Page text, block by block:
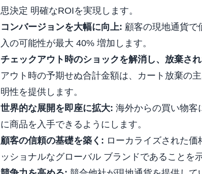
思決定 明確なROIを実現します。
コンバージョンを大幅に向上: 顧客の現地通貨で
入の可能性が最大 40% 増加します。
チェックアウト時のショックを解消し、放棄さ
アウト時の予期せぬ合計金額は、カート放棄の
明性を提供します。
世界的な展開を即座に拡大: 海外からの買い物客
に商品を入手できるようにします。
顧客の信頼の基礎を築く: ローカライズされた
ッショナルなグローバル ブランドであることを